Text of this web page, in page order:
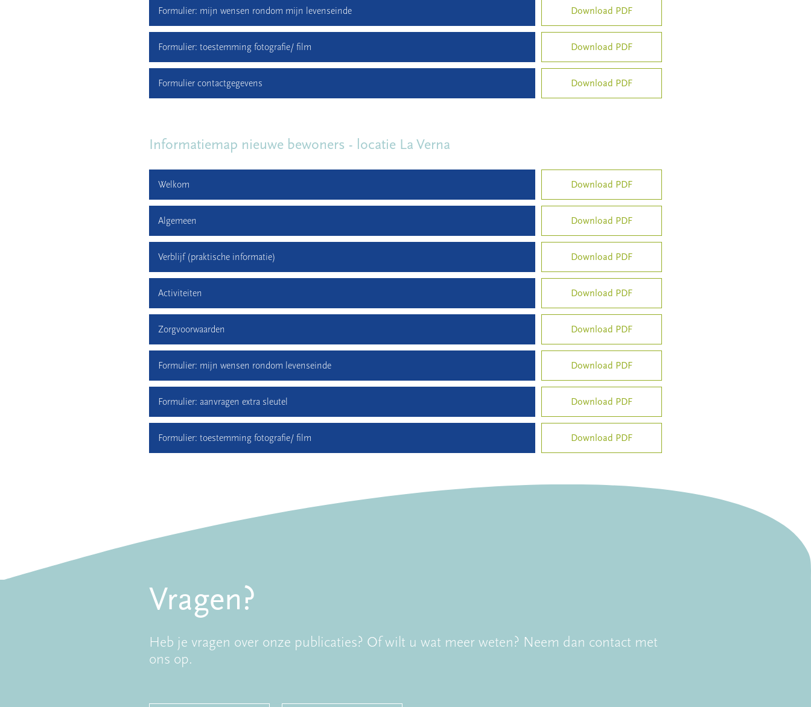
Formulier: mijn wensen rondom mijn levenseinde Download PDF
Formulier: toestemming fotografie/ film Download PDF
Formulier contactgegevens Download PDF
Informatiemap nieuwe bewoners - locatie La Verna
Welkom Download PDF
Algemeen Download PDF
Verblijf (praktische informatie) Download PDF
Activiteiten Download PDF
Zorgvoorwaarden Download PDF
Formulier: mijn wensen rondom levenseinde Download PDF
Formulier: aanvragen extra sleutel Download PDF
Formulier: toestemming fotografie/ film Download PDF
Vragen?
Heb je vragen over onze publicaties? Of wilt u wat meer weten? Neem dan contact met
ons op.